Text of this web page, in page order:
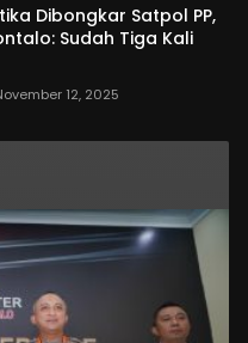
Dibongkar Satpol PP,
Sudah Tiga Kali
12, 2025